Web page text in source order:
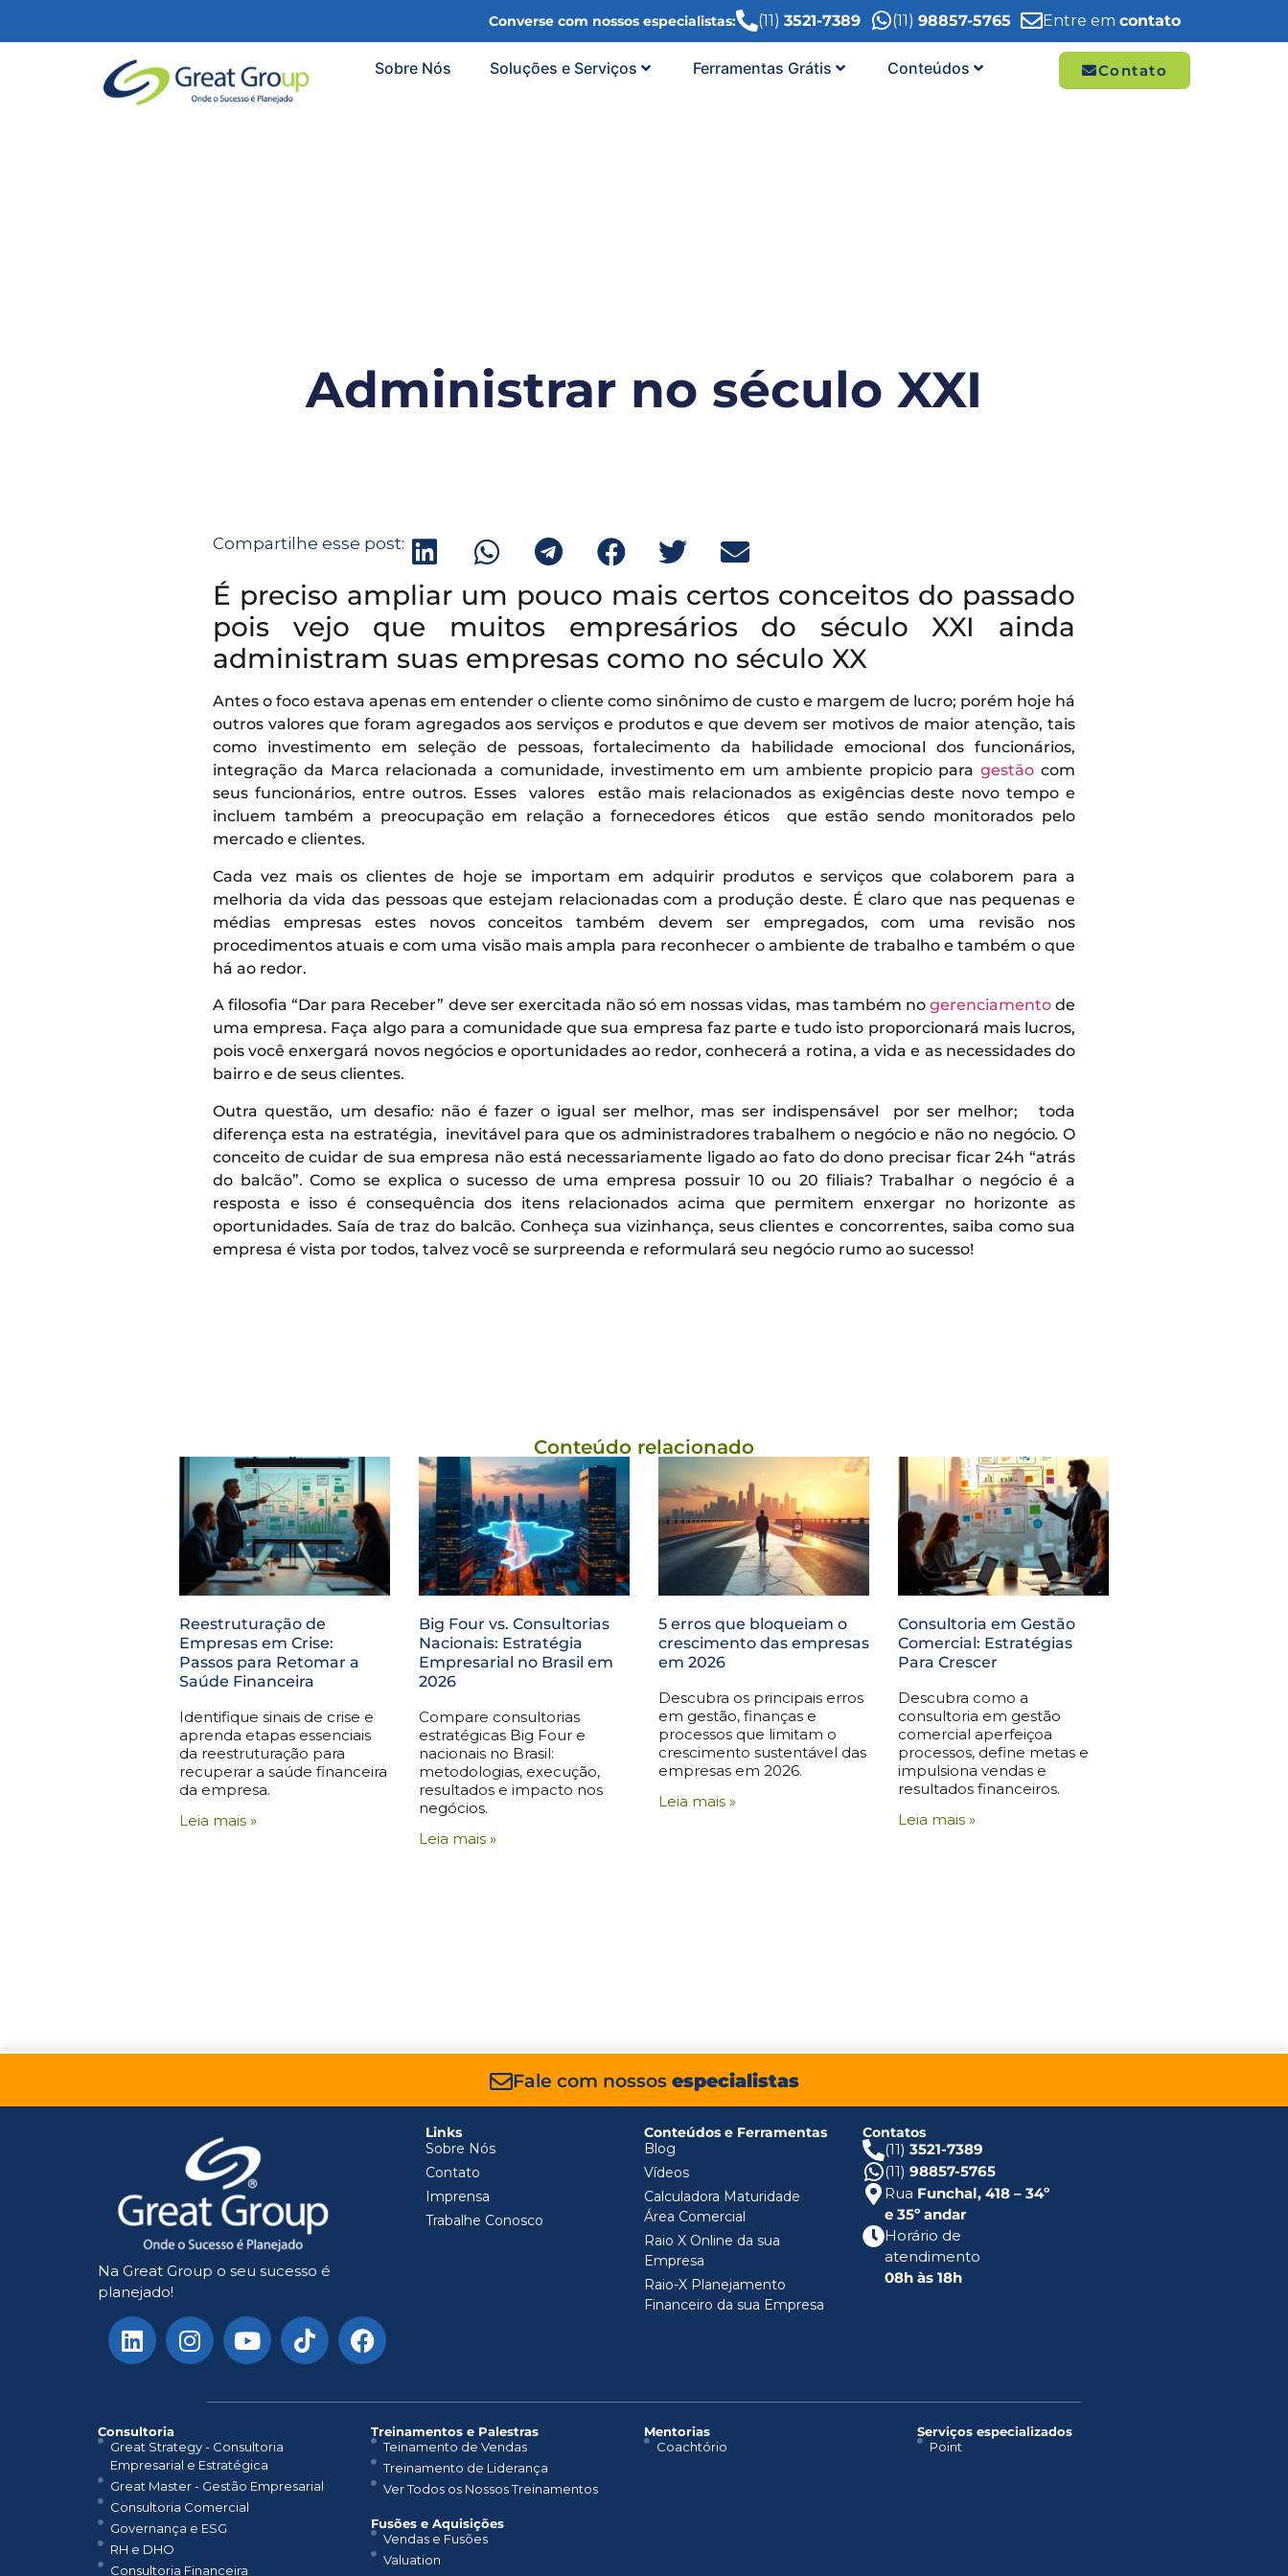
Converse com nossos especialistas: (11) 3521-7389 (11) 98857-5765 Entre em contato
Sobre Nós Soluções e Serviços Ferramentas Grátis Conteúdos Contato
Administrar no século XXI
Compartilhe esse post:
É preciso ampliar um pouco mais certos conceitos do passado
pois vejo que muitos empresários do século XXI ainda
administram suas empresas como no século XX
Antes o foco estava apenas em entender o cliente como sinônimo de custo e margem de lucro; porém hoje há
outros valores que foram agregados aos serviços e produtos e que devem ser motivos de maior atenção, tais
como investimento em seleção de pessoas, fortalecimento da habilidade emocional dos funcionários,
integração da Marca relacionada a comunidade, investimento em um ambiente propicio paragestão com
seus funcionários, entre outros. Esses valores estão mais relacionados as exigências deste novo tempo e
incluem também a preocupação em relação a fornecedores éticos que estão sendo monitorados pelo
mercado e clientes.
Cada vez mais os clientes de hoje se importam em adquirir produtos e serviços que colaborem para a
melhoria da vida das pessoas que estejam relacionadas com a produção deste. É claro que nas pequenas e
médias empresas estes novos conceitos também devem ser empregados, com uma revisão nos
procedimentos atuais e com uma visão mais ampla para reconhecer o ambiente de trabalho e também o que
há ao redor.
A filosofia “Dar para Receber” deve ser exercitada não só em nossas vidas, mas também no gerenciamentode
uma empresa. Faça algo para a comunidade que sua empresa faz parte e tudo isto proporcionará mais lucros,
pois você enxergará novos negócios e oportunidades ao redor, conhecerá a rotina, a vida e as necessidades do
bairro e de seus clientes.
Outra questão, um desafio: não é fazer o igual ser melhor, mas ser indispensável por ser melhor; toda
diferença esta na estratégia, inevitável para que os administradores trabalhem o negócio e não no negócio. O
conceito de cuidar de sua empresa não está necessariamente ligado ao fato do dono precisar ficar 24h “atrás
do balcão”. Como se explica o sucesso de uma empresa possuir 10 ou 20 filiais? Trabalhar o negócio é a
resposta e isso é consequência dos itens relacionados acima que permitem enxergar no horizonte as
oportunidades. Saía de traz do balcão. Conheça sua vizinhança, seus clientes e concorrentes, saiba como sua
empresa é vista por todos, talvez você se surpreenda e reformulará seu negócio rumo ao sucesso!
Conteúdo relacionado
Reestruturação de
Empresas em Crise:
Passos para Retomar a
Saúde Financeira
Identifique sinais de crise e
aprenda etapas essenciais
da reestruturação para
recuperar a saúde financeira
da empresa.
Leia mais »
Big Four vs. Consultorias
Nacionais: Estratégia
Empresarial no Brasil em
2026
Compare consultorias
estratégicas Big Four e
nacionais no Brasil:
metodologias, execução,
resultados e impacto nos
negócios.
Leia mais »
5 erros que bloqueiam o
crescimento das empresas
em 2026
Descubra os principais erros
em gestão, finanças e
processos que limitam o
crescimento sustentável das
empresas em 2026.
Leia mais »
Consultoria em Gestão
Comercial: Estratégias
Para Crescer
Descubra como a
consultoria em gestão
comercial aperfeiçoa
processos, define metas e
impulsiona vendas e
resultados financeiros.
Leia mais »
Fale com nossos especialistas
Na Great Group o seu sucesso é
planejado!
Links
Sobre Nós
Contato
Imprensa
Trabalhe Conosco
Conteúdos e Ferramentas
Blog
Vídeos
Calculadora Maturidade
Área Comercial
Raio X Online da sua
Empresa
Raio-X Planejamento
Financeiro da sua Empresa
Contatos
(11) 3521-7389
(11) 98857-5765
Rua Funchal, 418 – 34º
e 35º andar
Horário de
atendimento
08h às 18h
Consultoria
Great Strategy - Consultoria
Empresarial e Estratégica
Great Master - Gestão Empresarial
Consultoria Comercial
Governança e ESG
RH e DHO
Consultoria Financeira
Treinamentos e Palestras​
Teinamento de Vendas
Treinamento de Liderança
Ver Todos os Nossos Treinamentos
Fusões e Aquisições
Vendas e Fusões
Valuation
Mentorias
Coachtório
Serviços especializados
Point